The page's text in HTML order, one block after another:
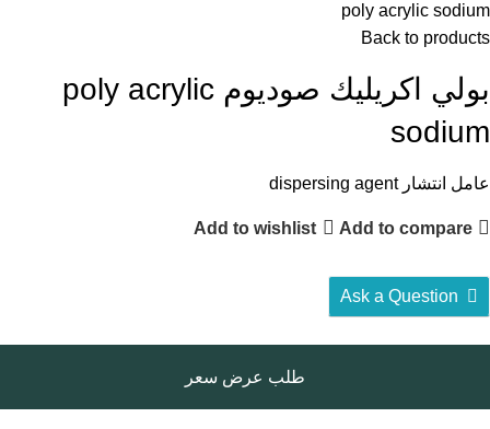
poly acrylic sodium
Back to products
بولي اكريليك صوديوم poly acrylic
sodium
عامل انتشار dispersing agent
Add to compare
Add to wishlist
Ask a Question
طلب عرض سعر